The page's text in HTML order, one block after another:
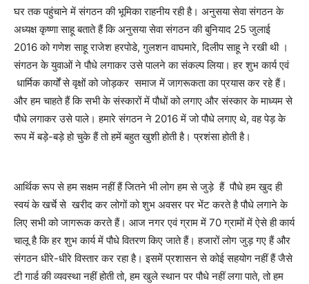
घर तक पहुंचाने में संगठन की भूमिका राहनीय रही है। अनुसया सेवा संगठन के
अध्यक्ष कृष्णा साहू बताते हैं कि अनुसया सेवा संगठन की बुनियाद 25 जुलाई
2016 को गणेश साहू राजेश हरपोडे, गुलशन वाघमारे, दिलीप साहू ने रखी थी ।
संगठन के युवाओं ने पौधे लगाकर उसे पालने का संकल्प लिया। हर शुभ कार्य एवं
धार्मिक कार्यों से वृक्षों को जोड़कर समाज में जागरूकता का प्रयास कर रहे हैं।
और हम चाहते हैं कि सभी के संस्कारों में पौधों को लगाए और संस्कार के माध्यम से
पौधे लगाकर उसे पाले। हमारे संगठन ने 2016 में जो पौधे लगाए थे, वह पेड़ के
रूप में बड़े-बड़े हो चुके हैं तो हमें बहुत खुशी होती है। प्रशंसा होती है।
आर्थिक रूप से हम सक्षम नहीं हैं जितने भी लोग हम से जुड़े हैं पौधे हम खुद ही
स्वयं के खर्चे से खरीद कर लोगों को शुभ अवसर पर भेंट करते है पौधे लगाने के
लिए सभी को जागरूक करते हैं। आज नगर एवं ग्राम में 70 ग्रामों में ऐसे ही कार्य
चालू है कि हर शुभ कार्य में पौधे वितरण किए जाते हैं। हजारों लोग जुड़ गए हैं और
संगठन धीरे-धीरे विस्तार कर रहा है। इसमें प्रशासन से कोई सहयोग नहीं हैं जैसे
टी गार्ड की व्यवस्था नहीं होती तो, हम खुले स्थान पर पौधे नहीं लगा पाते, तो हम